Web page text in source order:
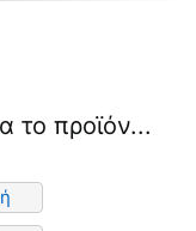
το προϊόν...